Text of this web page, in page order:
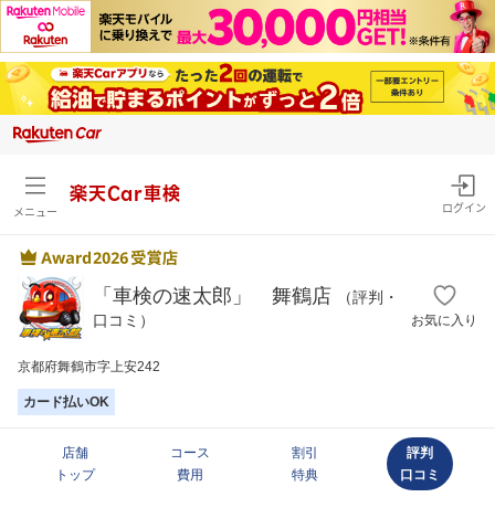
メニュー
楽天Car車検
ログイン
「車検の速太郎」 舞鶴店
（評判・
口コミ）
お気に入り
京都府舞鶴市字上安242
カード払いOK
店舗
トップ
コース
費用
割引
特典
評判
口コミ